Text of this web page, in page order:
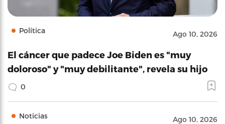
Política Ago 10, 2026
El cáncer que padece Joe Biden es "muy
doloroso" y "muy debilitante", revela su hijo
0
Noticias Ago 10, 2026